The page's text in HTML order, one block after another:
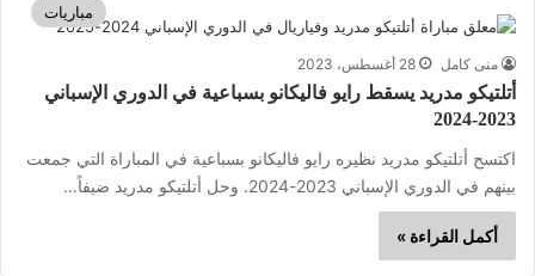
مباريات
منى كامل 28 أغسطس، 2023
أتلتيكو مدريد يسقط رايو فاليكانو بسباعية في الدوري الإسباني
2023-2024
اكتسح أتلتيكو مدريد نظيره رايو فاليكانو بسباعية في المباراة التي جمعت
بينهم في الدوري الإسباني 2023-2024. وحل أتلتيكو مدريد ضيفاً…
أكمل القراءة »